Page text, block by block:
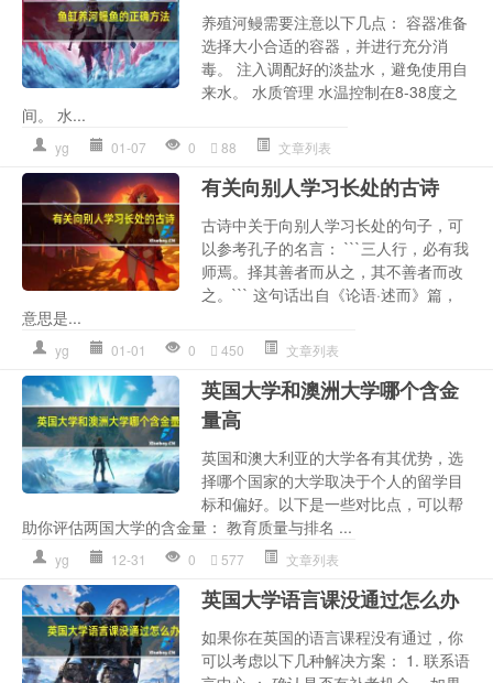
养殖河鳗需要注意以下几点： 容器准备
选择大小合适的容器，并进行充分消
毒。 注入调配好的淡盐水，避免使用自
来水。 水质管理 水温控制在8-38度之
间。 水...
yg 01-07 0 88 文章列表
有关向别人学习长处的古诗
古诗中关于向别人学习长处的句子，可
以参考孔子的名言： ```三人行，必有我
师焉。择其善者而从之，其不善者而改
之。``` 这句话出自《论语·述而》篇，
意思是...
yg 01-01 0 450 文章列表
英国大学和澳洲大学哪个含金
量高
英国和澳大利亚的大学各有其优势，选
择哪个国家的大学取决于个人的留学目
标和偏好。以下是一些对比点，可以帮
助你评估两国大学的含金量： 教育质量与排名 ...
yg 12-31 0 577 文章列表
英国大学语言课没通过怎么办
如果你在英国的语言课程没有通过，你
可以考虑以下几种解决方案： 1. 联系语